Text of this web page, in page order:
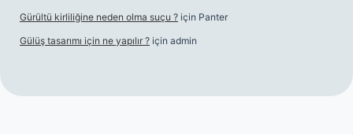
Gürültü kirliliğine neden olma suçu ? için Panter
Gülüş tasarımı için ne yapılır ? için admin